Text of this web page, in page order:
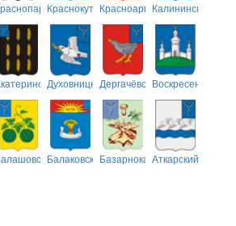
КраснокутскийКрасноармейский
Калининский
ДуховницкийДергачёвскийВоскресенский
БалаковскийБазарнокарабулакский
Аткарский